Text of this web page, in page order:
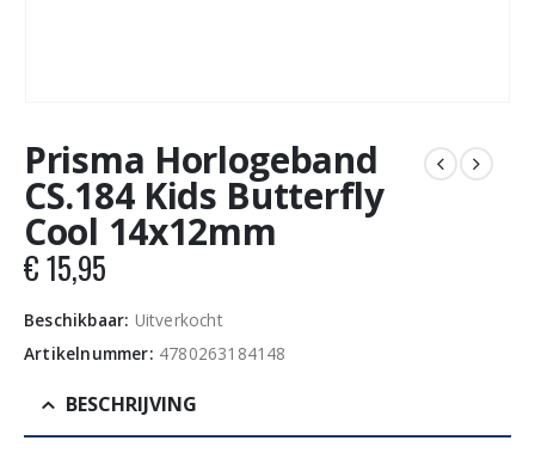
Prisma Horlogeband
CS.184 Kids Butterfly
Cool 14x12mm
€15,95
Beschikbaar: Uitverkocht
Artikelnummer: 4780263184148
BESCHRIJVING